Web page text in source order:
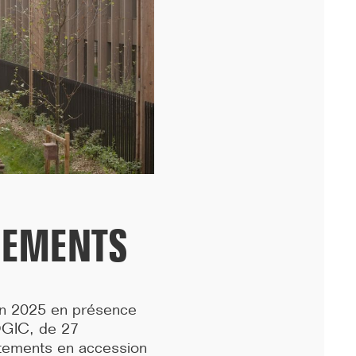
DÉMARRAGE : 250 LOGEMENTS ÉTUDIANTS,
RENNES
Lancement des études pour la réalisation d'une résidence de 250
2025 en présence
de 27
en accession